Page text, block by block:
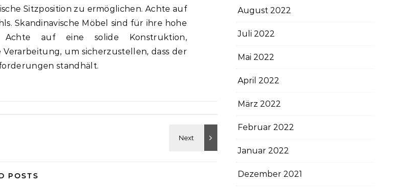
Sitzposition zu ermöglichen. Achte auf
Skandinavische Möbel sind für ihre hohe
auf eine solide Konstruktion,
um sicherzustellen, dass der
standhält.
POSTS
August 2022
Juli 2022
Mai 2022
April 2022
März 2022
Februar 2022
Januar 2022
Dezember 2021